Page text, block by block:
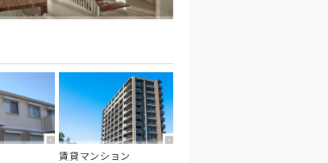
賃貸マンション